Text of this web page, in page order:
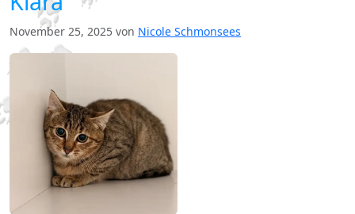
November 25, 2025 von Nicole Schmonsees